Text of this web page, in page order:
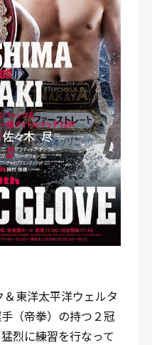
東洋太平洋ウェルタ
（帝拳）の持つ２冠
烈に練習を行なって